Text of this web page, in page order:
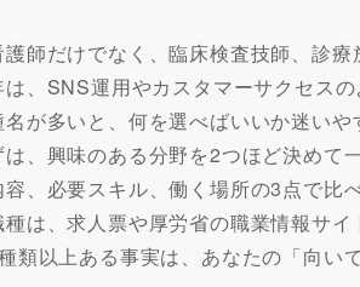
護師だけでなく、臨床検査技師、診
は、SNS運用やカスタマーサクセス
が多いと、何を選べばいいか迷い
は、興味のある分野を2つほど決めて
容、必要スキル、働く場所の3点で比
は、求人票や厚労省の職業情報サ
類以上ある事実は、あなたの「向い